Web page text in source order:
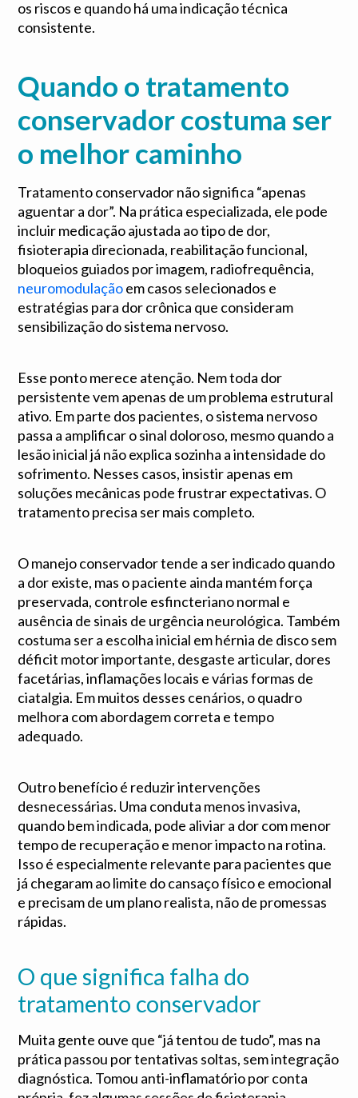
os riscos e quando há uma indicação técnica
consistente.
Quando o tratamento
conservador costuma ser
o melhor caminho
Tratamento conservador não significa “apenas
aguentar a dor”. Na prática especializada, ele pode
incluir medicação ajustada ao tipo de dor,
fisioterapia direcionada, reabilitação funcional,
bloqueios guiados por imagem, radiofrequência,
neuromodulaçãoem casos selecionados e
estratégias para dor crônica que consideram
sensibilização do sistema nervoso.
Esse ponto merece atenção. Nem toda dor
persistente vem apenas de um problema estrutural
ativo. Em parte dos pacientes, o sistema nervoso
passa a amplificar o sinal doloroso, mesmo quando a
lesão inicial já não explica sozinha a intensidade do
sofrimento. Nesses casos, insistir apenas em
soluções mecânicas pode frustrar expectativas. O
tratamento precisa ser mais completo.
O manejo conservador tende a ser indicado quando
a dor existe, mas o paciente ainda mantém força
preservada, controle esfincteriano normal e
ausência de sinais de urgência neurológica. Também
costuma ser a escolha inicial em hérnia de disco sem
déficit motor importante, desgaste articular, dores
facetárias, inflamações locais e várias formas de
ciatalgia. Em muitos desses cenários, o quadro
melhora com abordagem correta e tempo
adequado.
Outro benefício é reduzir intervenções
desnecessárias. Uma conduta menos invasiva,
quando bem indicada, pode aliviar a dor com menor
tempo de recuperação e menor impacto na rotina.
Isso é especialmente relevante para pacientes que
já chegaram ao limite do cansaço físico e emocional
e precisam de um plano realista, não de promessas
rápidas.
O que significa falha do
tratamento conservador
Muita gente ouve que “já tentou de tudo”, mas na
prática passou por tentativas soltas, sem integração
diagnóstica. Tomou anti-inflamatório por conta